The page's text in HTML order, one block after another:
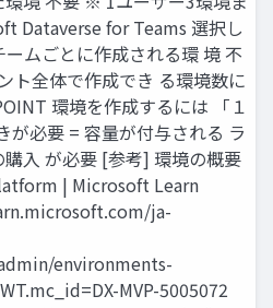
Dataverse for Teams 選択し
ームごとに作成される環 境 不
ト全体で作成でき る環境数に
環境を作成するには 「１
が必要 = 容量が付与される ラ
購入 が必要 [参考] 環境の概要
| Microsoft Learn
ja-
environments-
MVP-5005072